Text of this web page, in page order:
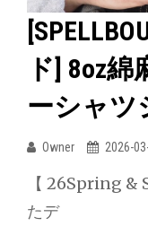
ド] 8oz
ーシャツ
Owner 2026-
【 26Spring &
たデ